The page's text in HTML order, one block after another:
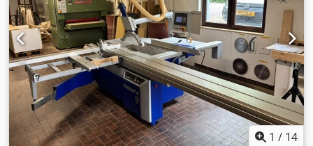
1 / 14